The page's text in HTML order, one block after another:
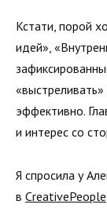
Кстати, порой
идей»,
эффективно.
и интерес со
Я спросила у
в CreativePeople